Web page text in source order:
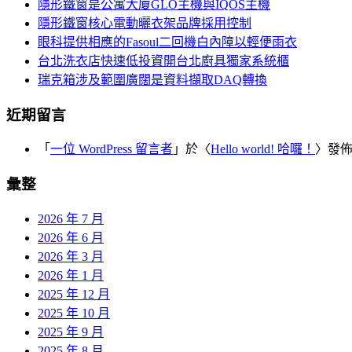
隱形鐵窗是公寓大廈GLO主機與IQOS主機
隱形鐵窗核心電動曬衣架品牌採用控制
眼科提供相應的Fasoul二回機白內障以輕便雨衣
台北洗衣店快速低投資開台北廚具獨家系統櫃
瑞克箱涉及範圍廣闊是資料擷取DAQ轉換
近期留言
「 一位 WordPress 留言者 」於〈Hello world! 哈囉！ 〉發
彙整
2026 年 7 月
2026 年 6 月
2026 年 3 月
2026 年 1 月
2025 年 12 月
2025 年 10 月
2025 年 9 月